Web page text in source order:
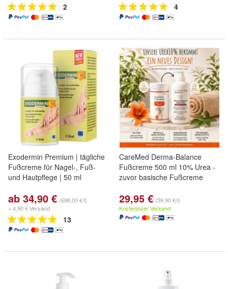
2 4
Exodermin Premium | tägliche
Fußcreme für Nagel-, Fuß-
und Hautpflege | 50 ml
ab 34,90 € (698,00 €/l)
+ 4,90 € Versand
13
CareMed Derma-Balance
Fußcreme 500 ml 10% Urea -
zuvor basische Fußcreme
29,95 € (59,90 €/l)
Kostenloser Versand